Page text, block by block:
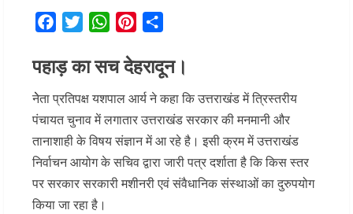
FacebookTwitterWhatsAppPinterest
पहाड़ का सच देहरादून।
नेेता प्रतिपक्ष यशपाल आर्य ने कहा कि उत्तराखंड में त्रिस्तरीय
पंचायत चुनाव में लगातार उत्तराखंड सरकार की मनमानी और
तानाशाही के विषय संज्ञान में आ रहे है। इसी क्रम में उत्तराखंड
निर्वाचन आयोग के सचिव द्वारा जारी पत्र दर्शाता है कि किस स्तर
पर सरकार सरकारी मशीनरी एवं संवैधानिक संस्थाओं का दुरुपयोग
किया जा रहा है।